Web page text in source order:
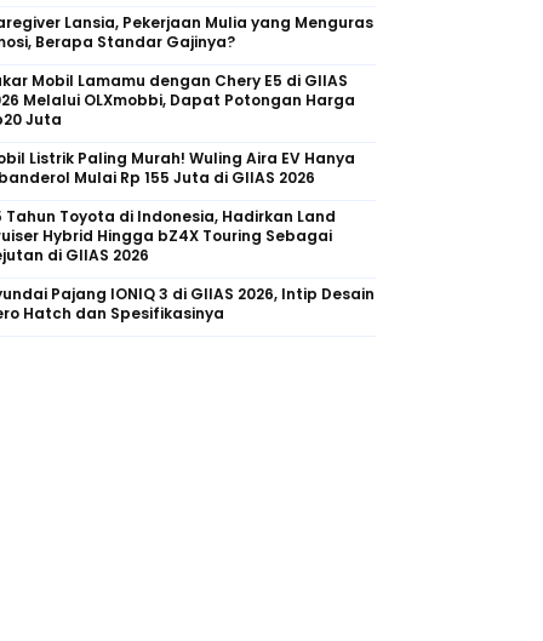
Lansia, Pekerjaan Mulia yang Menguras
Berapa Standar Gajinya?
Mobil Lamamu dengan Chery E5 di GIIAS
Melalui OLXmobbi, Dapat Potongan Harga
Juta
Listrik Paling Murah! Wuling Aira EV Hanya
Mulai Rp 155 Juta di GIIAS 2026
Tahun Toyota di Indonesia, Hadirkan Land
Hybrid Hingga bZ4X Touring Sebagai
di GIIAS 2026
Pajang IONIQ 3 di GIIAS 2026, Intip Desain
Hatch dan Spesifikasinya